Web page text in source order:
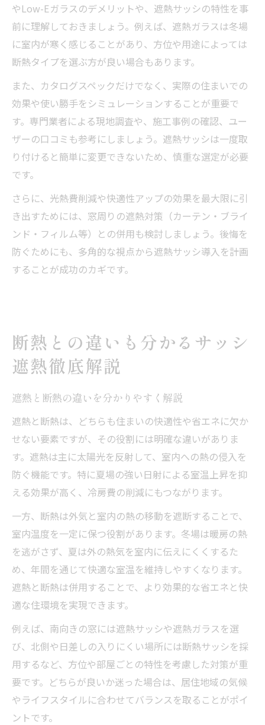
やLow-Eガラスのデメリットや、遮熱サッシの特性を事
前に理解しておきましょう。例えば、遮熱ガラスは冬場
に室内が寒く感じることがあり、方位や用途によっては
断熱タイプを選ぶ方が良い場合もあります。
また、カタログスペックだけでなく、実際の住まいでの
効果や使い勝手をシミュレーションすることが重要で
す。専門業者による現地調査や、施工事例の確認、ユー
ザーの口コミも参考にしましょう。遮熱サッシは一度取
り付けると簡単に変更できないため、慎重な選定が必要
です。
さらに、光熱費削減や快適性アップの効果を最大限に引
き出すためには、窓周りの遮熱対策（カーテン・ブライ
ンド・フィルム等）との併用も検討しましょう。後悔を
防ぐためにも、多角的な視点から遮熱サッシ導入を計画
することが成功のカギです。
断熱との違いも分かるサッシ
遮熱徹底解説
遮熱と断熱の違いを分かりやすく解説
遮熱と断熱は、どちらも住まいの快適性や省エネに欠か
せない要素ですが、その役割には明確な違いがありま
す。遮熱は主に太陽光を反射して、室内への熱の侵入を
防ぐ機能です。特に夏場の強い日射による室温上昇を抑
える効果が高く、冷房費の削減にもつながります。
一方、断熱は外気と室内の熱の移動を遮断することで、
室内温度を一定に保つ役割があります。冬場は暖房の熱
を逃がさず、夏は外の熱気を室内に伝えにくくするた
め、年間を通じて快適な室温を維持しやすくなります。
遮熱と断熱は併用することで、より効果的な省エネと快
適な住環境を実現できます。
例えば、南向きの窓には遮熱サッシや遮熱ガラスを選
び、北側や日差しの入りにくい場所には断熱サッシを採
用するなど、方位や部屋ごとの特性を考慮した対策が重
要です。どちらが良いか迷った場合は、居住地域の気候
やライフスタイルに合わせてバランスを取ることがポイ
ントです。